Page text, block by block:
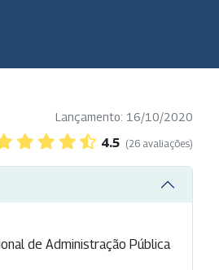
Lançamento: 16/10/2020
4.5 (26 avaliações)
de Administração Pública